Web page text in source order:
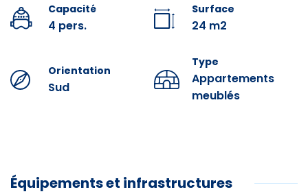
serviettes de bain, merci de prévoir le nécessaire ou de
le louer.
Draps : 10 € par lit.
Kit Accueil (éponge, papier toilette, nettoyant
Capacité
4 pers.
Surface
24 m2
Orientation
Sud
Type
Appartements
meublés
Équipements et infrastructures
Équipements